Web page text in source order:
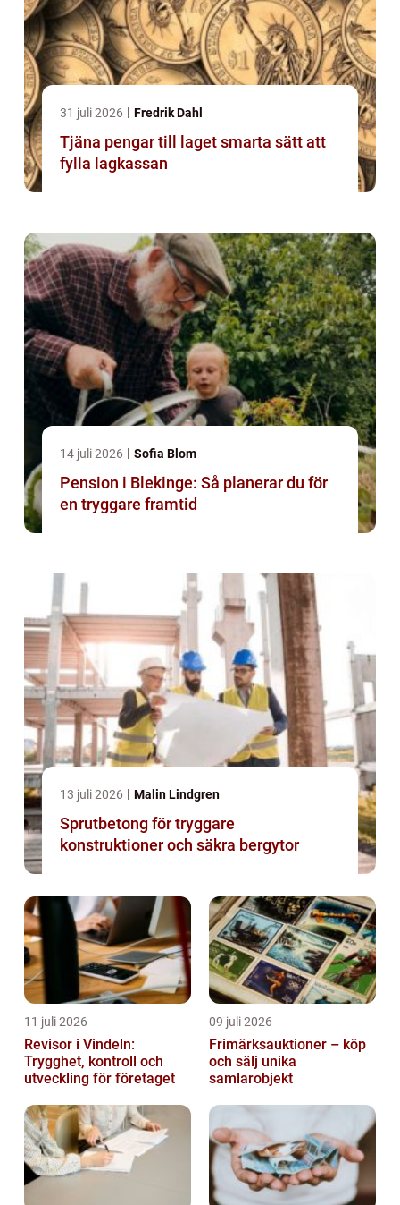
31 juli 2026 Fredrik Dahl
Tjäna pengar till laget smarta sätt att
fylla lagkassan
14 juli 2026 Sofia Blom
Pension i Blekinge: Så planerar du för
en tryggare framtid
13 juli 2026 Malin Lindgren
Sprutbetong för tryggare
konstruktioner och säkra bergytor
11 juli 2026
Revisor i Vindeln:
Trygghet, kontroll och
utveckling för företaget
09 juli 2026
Frimärksauktioner – köp
och sälj unika
samlarobjekt